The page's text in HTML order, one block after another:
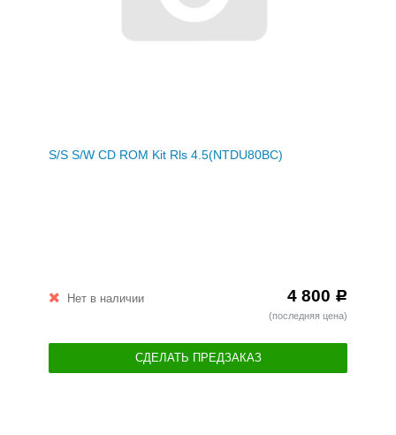
S/S S/W CD ROM Kit Rls 4.5(NTDU80BC)
Нет в наличии 4 800 Р
(последняя цена)
СДЕЛАТЬ ПРЕДЗАКАЗ